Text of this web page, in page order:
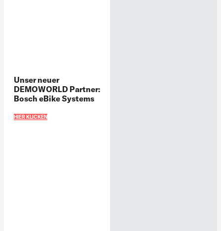
Unser neuer
DEMOWORLD Partner:
Bosch eBike Systems
HIER KLICKEN